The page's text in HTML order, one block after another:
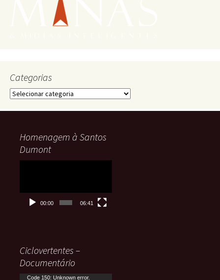
Categorias
Categorias
Homenagem à Santos
Dumont
00:00 06:41
Ciclovertentes –
Documentário
Tocador
Code 150: Unknown error.